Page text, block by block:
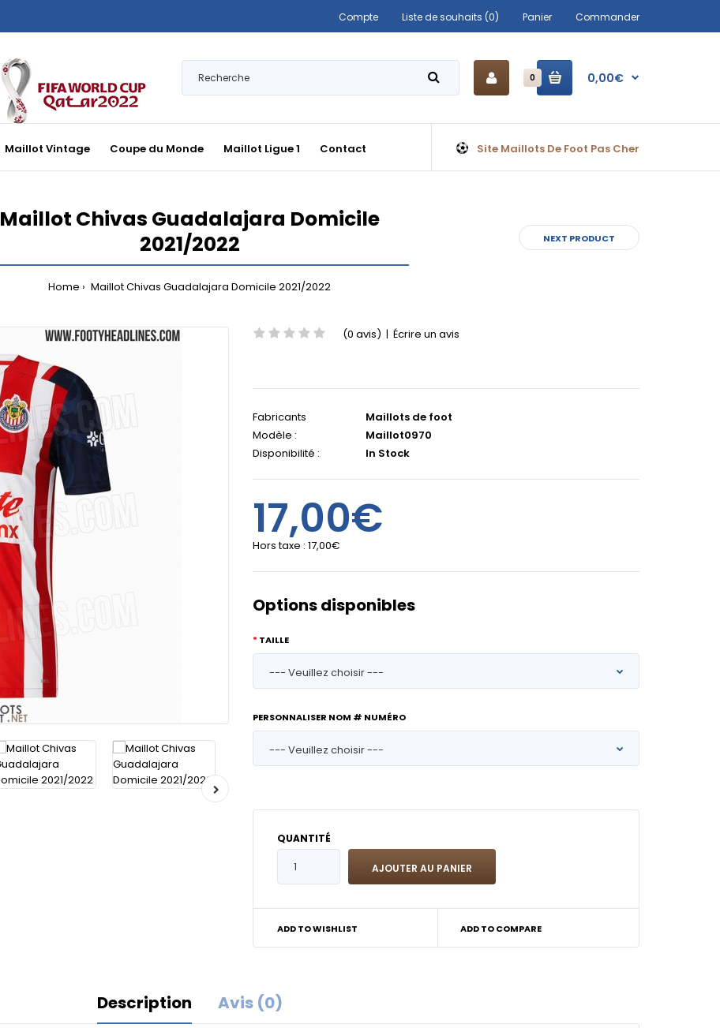
Compte Liste de souhaits (0) Panier Commander
0 0,00€
Maillot Vintage Coupe du Monde Maillot Ligue 1 Contact Site Maillots De Foot Pas Cher
Maillot Chivas Guadalajara Domicile
2021/2022
Home Maillot Chivas Guadalajara Domicile 2021/2022
NEXT PRODUCT
(0 avis) | Écrire un avis
Fabricants
Maillots de foot
Modèle :
Maillot0970
Disponibilité :
In Stock
17,00€
Hors taxe : 17,00€
Options disponibles
TAILLE
PERSONNALISER NOM # NUMÉRO
QUANTITÉ
ADD TO WISHLIST ADD TO COMPARE
Description Avis (0)